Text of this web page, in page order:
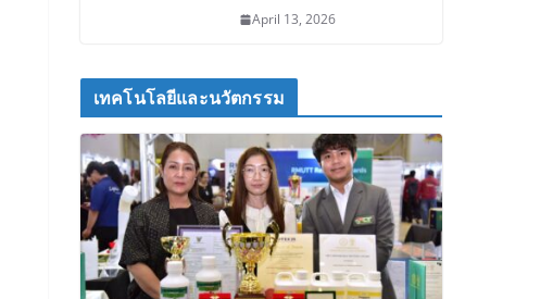
April 13, 2026
เทคโนโลยีและนวัตกรรม